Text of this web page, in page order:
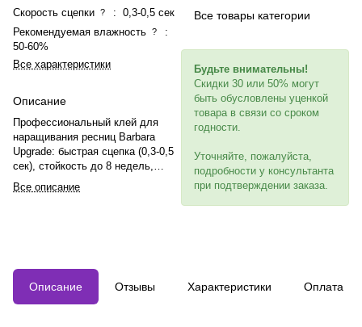
Скорость сцепки ? : 0,3-0,5 сек
Рекомендуемая влажность ?
:
50-60%
Все характеристики
Описание
Профессиональный клей для
наращивания ресниц Barbara
Upgrade: быстрая сцепка (0,3-0,5
сек), стойкость до 8 недель,
устойчивость к изменениям
температуры и влажности,
Все описание
Все товары категории
Будьте внимательны!
Скидки 30 или 50% могут
быть обусловлены уценкой
товара в связи со сроком
годности.
Уточняйте, пожалуйста,
подробности у консультанта
при подтверждении заказа.
Описание Отзывы Характеристики Оплата